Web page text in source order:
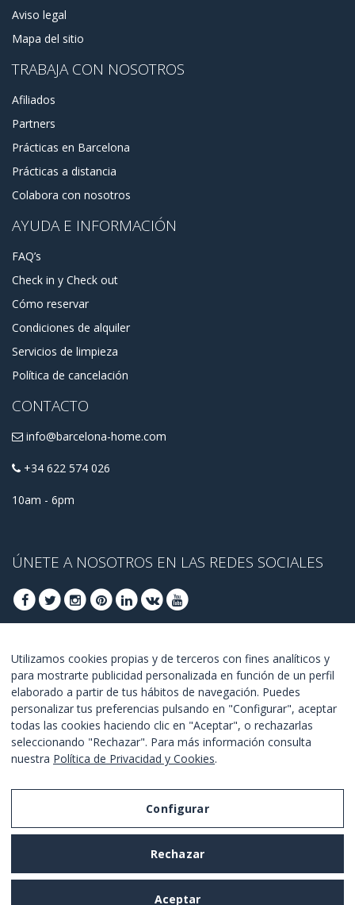
Aviso legal
Mapa del sitio
TRABAJA CON NOSOTROS
Afiliados
Partners
Prácticas en Barcelona
Prácticas a distancia
Colabora con nosotros
AYUDA E INFORMACIÓN
FAQ’s
Check in y Check out
Cómo reservar
Condiciones de alquiler
Servicios de limpieza
Política de cancelación
CONTACTO
info@barcelona-home.com
+34 622 574 026
10am - 6pm
ÚNETE A NOSOTROS EN LAS REDES SOCIALES
ÚNETE PARA OBTENER OFERTAS DE ÚLTIMO
MINUTO
UNETE
Estoy de acuerdo con los términos y condiciones
Utilizamos cookies propias y de terceros con fines analíticos y
para mostrarte publicidad personalizada en función de un perfil
elaborado a partir de tus hábitos de navegación. Puedes
personalizar tus preferencias pulsando en "Configurar", aceptar
todas las cookies haciendo clic en "Aceptar", o rechazarlas
seleccionando "Rechazar". Para más información consulta
nuestra Política de Privacidad y Cookies.
Configurar
Rechazar
Aceptar
Aviso Legal
Política de Privacidad y Cookies
Términos y Condiciones de Uso